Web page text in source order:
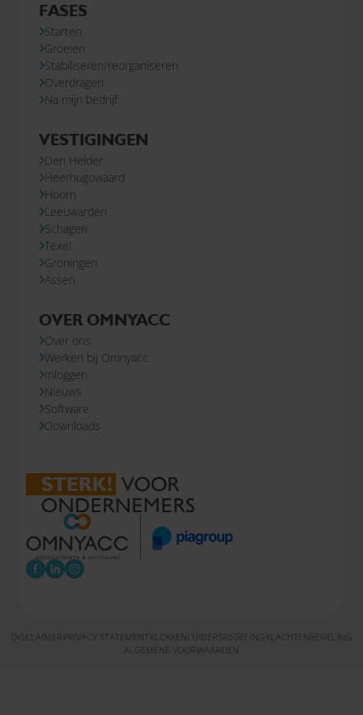
FASES
Starten
Groeien
Stabiliseren/reorganiseren
Overdragen
Na mijn bedrijf
VESTIGINGEN
Den Helder
Heerhugowaard
Hoorn
Leeuwarden
Schagen
Texel
Groningen
Assen
OVER OMNYACC
Over ons
Werken bij Omnyacc
Inloggen
Nieuws
Software
Downloads
DISCLAIMER PRIVACY STATEMENT KLOKKENLUIDERSREGELING KLACHTENREGELING
ALGEMENE VOORWAARDEN